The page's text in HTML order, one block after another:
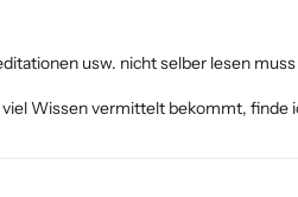
usw. nicht selber lesen
Wissen vermittelt bekommt, finde